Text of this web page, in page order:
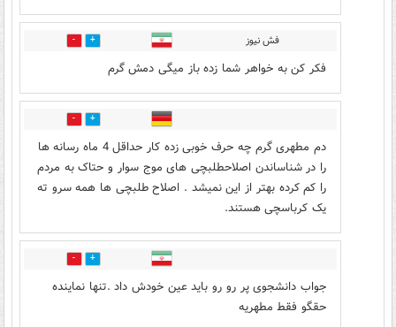
فش نیوز 58
فکر کن به خواهر شما زده باز میگی دمش گرم
40
دم مطهری گرم چه حرف خوبی زده کار حداقل 4 ماه رسانه ها
را در شناساندن اصلاحطلبچی های موج سوار و حتاک به مردم
را کم کرده بهتر از این نمیشد . اصلاح طلبچی ها همه سرو ته
یک کرباسچی هستند.
7
جواب دانشجوی پر رو رو باید عین خودش داد .تنها نماینده
حقگو فقط مطهریه